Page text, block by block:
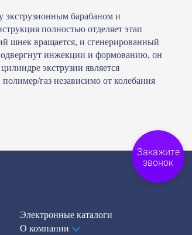
экструзионным барабаном и
полностью отделяет этап
шнек вращается, и сгенерированный
инжекции и формованию, он
экструзии является
газ независимо от колебания
Электронные каталоги
О компании
Закажите
звонок